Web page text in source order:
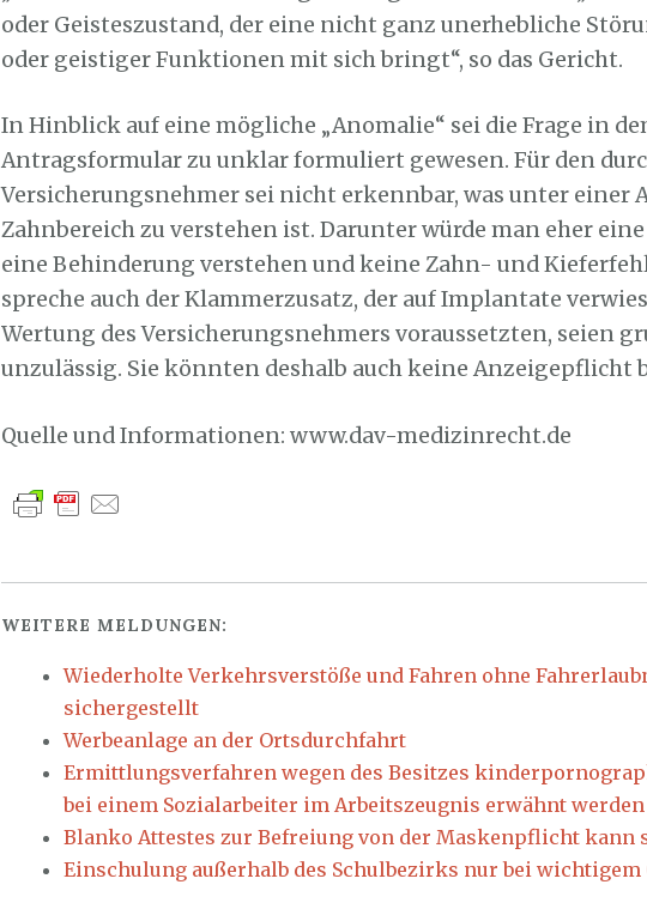
oder Geisteszustand, der eine nicht ganz unerhebliche
oder geistiger Funktionen mit sich bringt“, so das Gericht.
In Hinblick auf eine mögliche „Anomalie“ sei die Frage in
Antragsformular zu unklar formuliert gewesen. Für den
Versicherungsnehmer sei nicht erkennbar, was unter einer
Zahnbereich zu verstehen ist. Darunter würde man eher
eine Behinderung verstehen und keine Zahn- und
spreche auch der Klammerzusatz, der auf Implantate
Wertung des Versicherungsnehmers voraussetzten, seien
unzulässig. Sie könnten deshalb auch keine Anzeigepflicht
Quelle und Informationen: www.dav-medizinrecht.de
WEITERE MELDUNGEN:
Wiederholte Verkehrsverstöße und Fahren ohne
sichergestellt
Werbeanlage an der Ortsdurchfahrt
Ermittlungsverfahren wegen des Besitzes
bei einem Sozialarbeiter im Arbeitszeugnis erwähnt werden
Blanko Attestes zur Befreiung von der Maskenpflicht kann
Einschulung außerhalb des Schulbezirks nur bei wichtigem